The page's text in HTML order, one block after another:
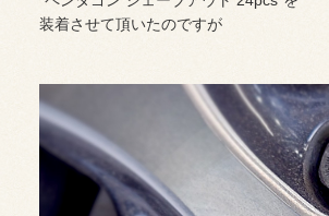
装着させて頂いたのですが